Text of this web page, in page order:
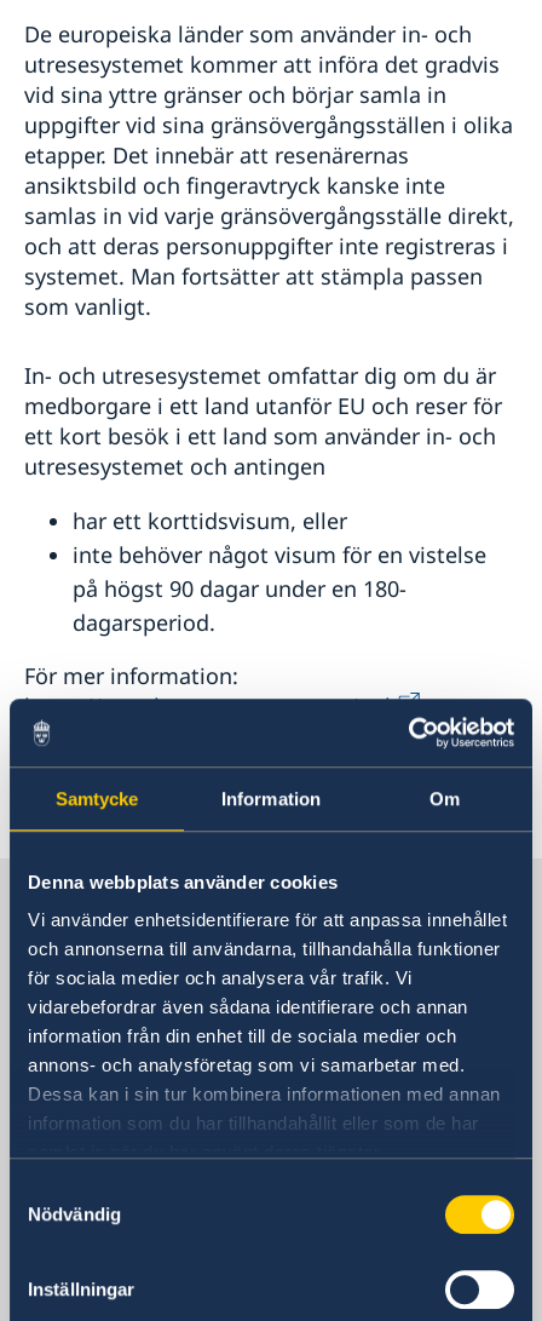
Samtycke Information Om
Denna webbplats använder cookies
Vi använder enhetsidentifierare för att anpassa innehållet
och annonserna till användarna, tillhandahålla funktioner
för sociala medier och analysera vår trafik. Vi
vidarebefordrar även sådana identifierare och annan
information från din enhet till de sociala medier och
annons- och analysföretag som vi samarbetar med.
Dessa kan i sin tur kombinera informationen med annan
information som du har tillhandahållit eller som de har
Nödvändig
Inställningar
De europeiska länder som använder in- och
utresesystemet kommer att införa det gradvis
vid sina yttre gränser och börjar samla in
uppgifter vid sina gränsövergångsställen i olika
etapper. Det innebär att resenärernas
ansiktsbild och fingeravtryck kanske inte
samlas in vid varje gränsövergångsställe direkt,
och att deras personuppgifter inte registreras i
systemet. Man fortsätter att stämpla passen
som vanligt.
In- och utresesystemet omfattar dig om du är
medborgare i ett land utanför EU och reser för
ett kort besök i ett land som använder in- och
utresesystemet och antingen
har ett korttidsvisum, eller
inte behöver något visum för en vistelse
på högst 90 dagar under en 180-
dagarsperiod.
För mer information:
https://travel-europe.europa.eu/pub
Senast uppdaterad 25 sep. 2025, 11.00
Sverige i Thailand
Sveriges ambassad
Besöksadress
8 våningen, One Pacific Place
140 Sukhumvit Road,
mellan soi 4 och soi 6
Hotel
Embassy of Sweden